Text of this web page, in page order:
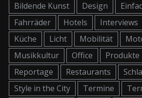
Bildende Kunst
Design
Fahrräder
Hotels Interviews
Küche
Licht Mobilität
Musikkultur
Office Produkte
Reportage
Restaurants
Style in the City
Termine